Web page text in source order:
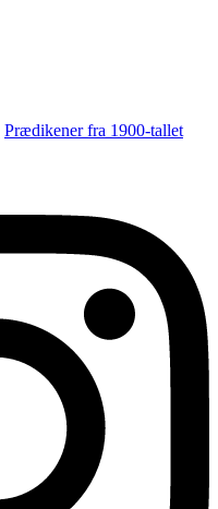
Prædikener fra 1900-tallet